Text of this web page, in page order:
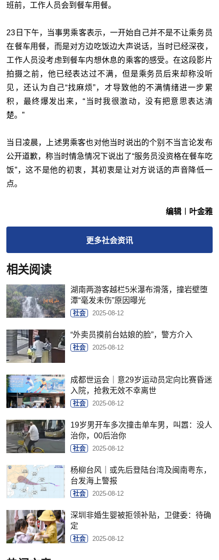
班前，工作人员会到餐车用餐。
23日下午，当事男乘客表示，一开始自己并不是不让乘务员
在餐车用餐，而是对方边吃饭边大声说话，当时已经深夜，
工作人员没考虑到餐车内想休息的乘客的感受。在这段影片
拍摄之前，他已经表达过不满，但是乘务员后来却称没听
见，还认为自己“找麻烦”，才导致他的不满情绪进一步累
积，最终爆发出来，“当时我很激动，没有把意思表达清
楚。”
当日凌晨，上述男乘客也对他当时说出的个别不当言论发布
公开道歉，称当时情急情况下说出了“服务员没资格在餐车吃
饭”，这不是他的初衷，其初衷是让对方说话的声音降低一
点。
编辑︱叶金雅
更多社会资讯
相关阅读
湖南两游客越栏5米瀑布滑落，撞岩壁堕
潭“毫发未伤”原因曝光
社会 2025-08-12
“外卖员摸前台姑娘的脸”，警方介入
社会 2025-08-12
成都世运会｜意29岁运动员定向比赛昏迷
入院，抢救无效不幸离世
社会 2025-08-12
19岁男开车多次撞击单车男，叫嚣：没人
治你，00后治你
社会 2025-08-12
杨柳台风｜或先后登陆台湾及闽南粤东，
台发海上警报
社会 2025-08-12
深圳非婚生婴被拒领补贴，卫健委：待确
定
社会 2025-08-12